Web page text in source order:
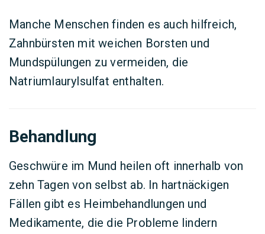
Manche Menschen finden es auch hilfreich,
Zahnbürsten mit weichen Borsten und
Mundspülungen zu vermeiden, die
Natriumlaurylsulfat enthalten.
Behandlung
Geschwüre im Mund heilen oft innerhalb von
zehn Tagen von selbst ab. In hartnäckigen
Fällen gibt es Heimbehandlungen und
Medikamente, die die Probleme lindern